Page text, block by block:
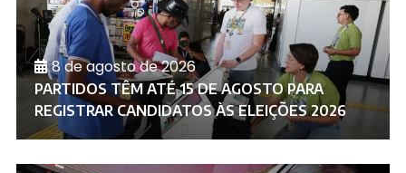
8 de agosto de 2026
PARTIDOS TÊM ATÉ 15 DE AGOSTO PARA
REGISTRAR CANDIDATOS ÀS ELEIÇÕES 2026